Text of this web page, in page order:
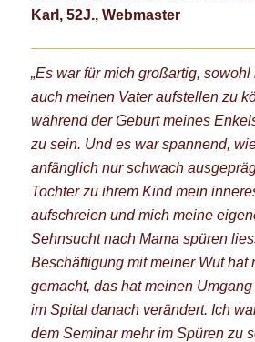
Karl, 52J., Webmaster
„Es war für mich großartig,
auch meinen Vater aufstellen zu
während der Geburt meines
zu sein. Und es war spannend,
anfänglich nur schwach
Tochter zu ihrem Kind mein
aufschreien und mich meine
Sehnsucht nach Mama spüren
Beschäftigung mit meiner Wut hat
gemacht, das hat meinen
im Spital danach verändert. Ich
dem Seminar mehr im Spüren zu